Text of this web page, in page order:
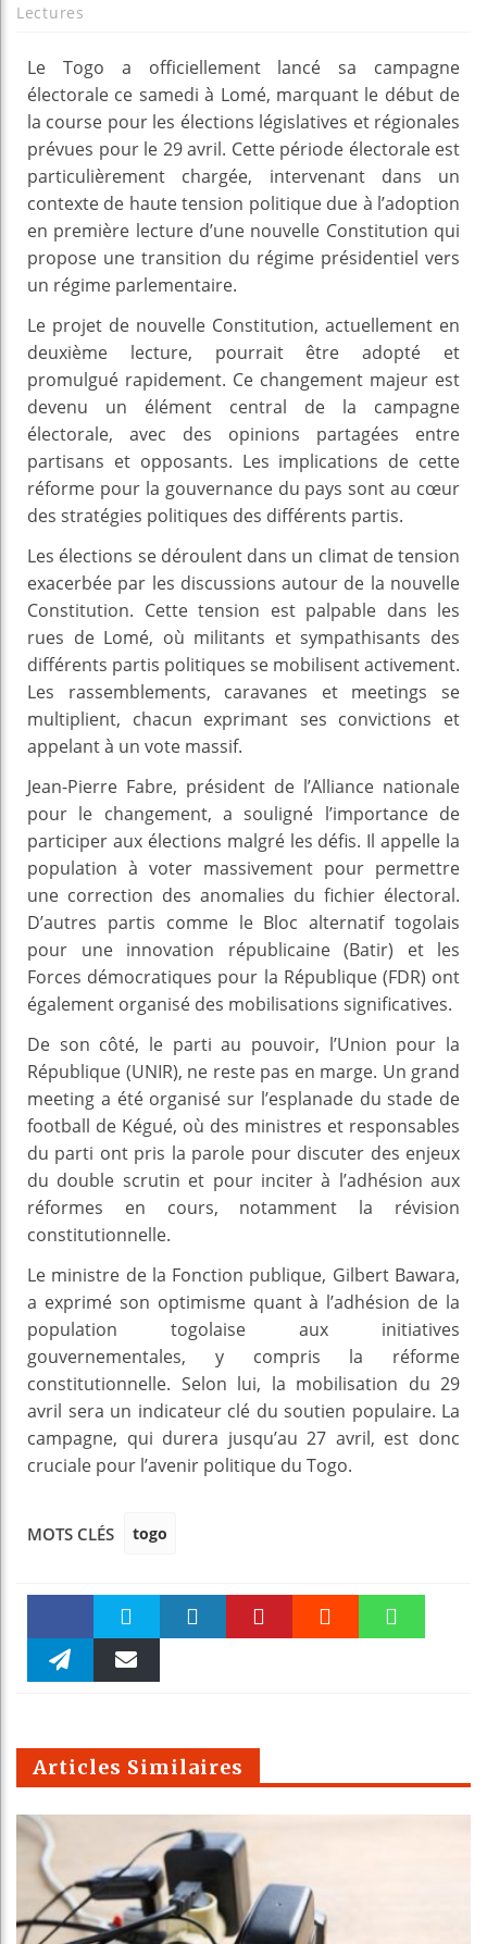
Lectures
Le Togo a officiellement lancé sa campagne
électorale ce samedi à Lomé, marquant le début de
la course pour les élections législatives et régionales
prévues pour le 29 avril. Cette période électorale est
particulièrement chargée, intervenant dans un
contexte de haute tension politique due à l’adoption
en première lecture d’une nouvelle Constitution qui
propose une transition du régime présidentiel vers
un régime parlementaire.
Le projet de nouvelle Constitution, actuellement en
deuxième lecture, pourrait être adopté et
promulgué rapidement. Ce changement majeur est
devenu un élément central de la campagne
électorale, avec des opinions partagées entre
partisans et opposants. Les implications de cette
réforme pour la gouvernance du pays sont au cœur
des stratégies politiques des différents partis.
Les élections se déroulent dans un climat de tension
exacerbée par les discussions autour de la nouvelle
Constitution. Cette tension est palpable dans les
rues de Lomé, où militants et sympathisants des
différents partis politiques se mobilisent activement.
Les rassemblements, caravanes et meetings se
multiplient, chacun exprimant ses convictions et
appelant à un vote massif.
Jean-Pierre Fabre, président de l’Alliance nationale
pour le changement, a souligné l’importance de
participer aux élections malgré les défis. Il appelle la
population à voter massivement pour permettre
une correction des anomalies du fichier électoral.
D’autres partis comme le Bloc alternatif togolais
pour une innovation républicaine (Batir) et les
Forces démocratiques pour la République (FDR) ont
également organisé des mobilisations significatives.
De son côté, le parti au pouvoir, l’Union pour la
République (UNIR), ne reste pas en marge. Un grand
meeting a été organisé sur l’esplanade du stade de
football de Kégué, où des ministres et responsables
du parti ont pris la parole pour discuter des enjeux
du double scrutin et pour inciter à l’adhésion aux
réformes en cours, notamment la révision
constitutionnelle.
Le ministre de la Fonction publique, Gilbert Bawara,
a exprimé son optimisme quant à l’adhésion de la
population togolaise aux initiatives
gouvernementales, y compris la réforme
constitutionnelle. Selon lui, la mobilisation du 29
avril sera un indicateur clé du soutien populaire. La
campagne, qui durera jusqu’au 27 avril, est donc
cruciale pour l’avenir politique du Togo.
MOTS CLÉS togo
Faceboo Twitter
m
Articles Similaires